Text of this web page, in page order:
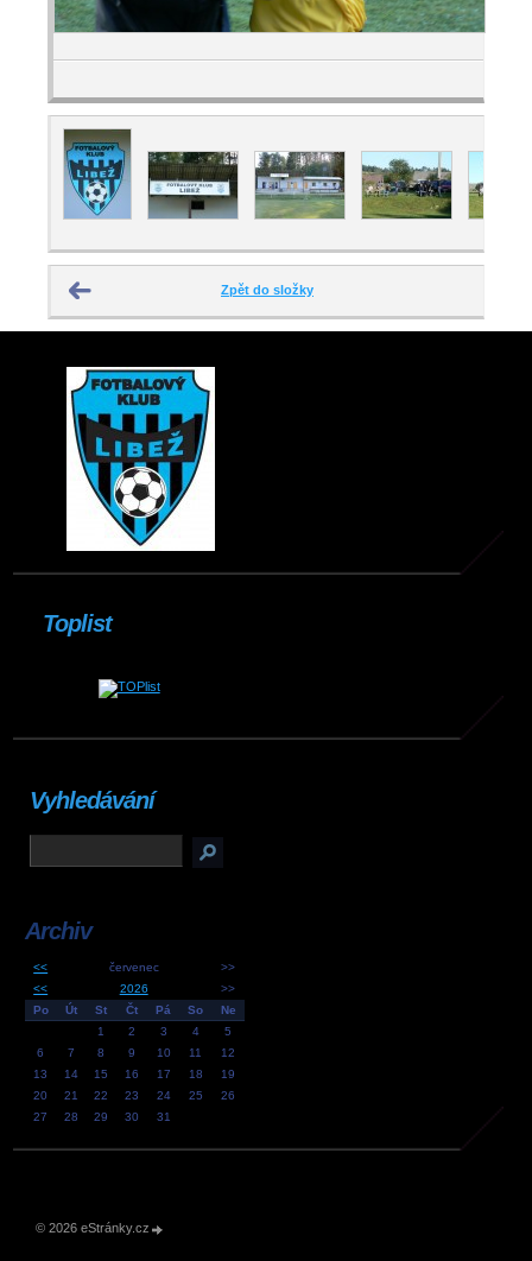
Zpět do složky
Toplist
Vyhledávání
Archiv
<< červenec
>>
<<
2026
>>
Po
Út St Čt Pá So
Ne
1
2 3 4
5
6
7 8 9 10 11
12
13
14 15 16 17 18
19
20
21 22 23 24 25
26
27
28 29 30 31
© 2026 eStránky.cz